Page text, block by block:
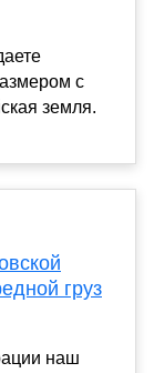
с
земля.
груз
наш